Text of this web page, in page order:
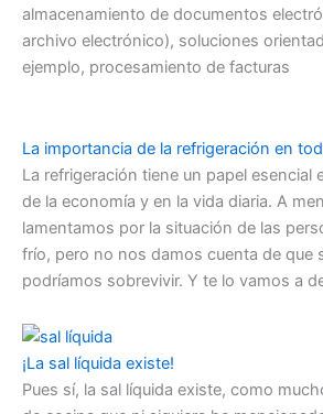
almacenamiento de documentos
archivo electrónico), soluciones
ejemplo, procesamiento de facturas
La importancia de la refrigeración en
La refrigeración tiene un papel esencial
de la economía y en la vida diaria. A
lamentamos por la situación de las
frío, pero no nos damos cuenta de que
podríamos sobrevivir. Y te lo vamos a
¡La sal líquida existe!
Pues sí, la sal líquida existe, como